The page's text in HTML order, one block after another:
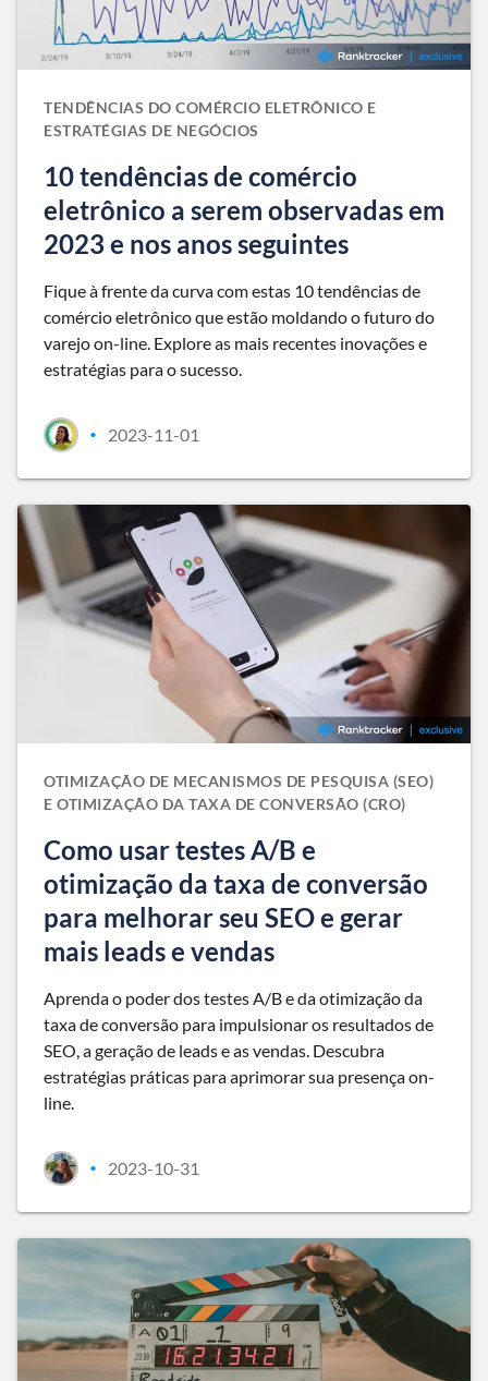
TENDÊNCIAS DO COMÉRCIO ELETRÔNICO E
ESTRATÉGIAS DE NEGÓCIOS
10 tendências de comércio
eletrônico a serem observadas em
2023 e nos anos seguintes
Fique à frente da curva com estas 10 tendências de
comércio eletrônico que estão moldando o futuro do
varejo on-line. Explore as mais recentes inovações e
estratégias para o sucesso.
• 2023-11-01
OTIMIZAÇÃO DE MECANISMOS DE PESQUISA (SEO)
E OTIMIZAÇÃO DA TAXA DE CONVERSÃO (CRO)
Como usar testes A/B e
otimização da taxa de conversão
para melhorar seu SEO e gerar
mais leads e vendas
Aprenda o poder dos testes A/B e da otimização da
taxa de conversão para impulsionar os resultados de
SEO, a geração de leads e as vendas. Descubra
estratégias práticas para aprimorar sua presença on-
line.
• 2023-10-31